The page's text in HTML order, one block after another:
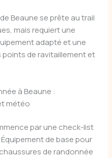
Beaune se prête au trail
mais requiert une
adapté et une
de ravitaillement et
à Beaune :
météo
par une check-list
de base pour
de randonnée